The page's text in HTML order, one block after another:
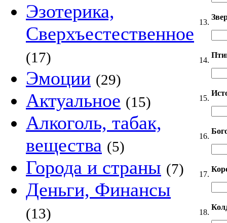
Эзотерика,
Сверхъестественное
(17)
Эмоции (29)
Актуальное (15)
Алкоголь, табак,
вещества (5)
Города и страны (7)
Деньги, Финансы
(13)
13.
14.
15.
16.
17.
18.